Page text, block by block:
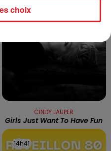
14h53
14h53
CINDY LAUPER
Girls Just Want To Have Fun
14h41
14h41
choix